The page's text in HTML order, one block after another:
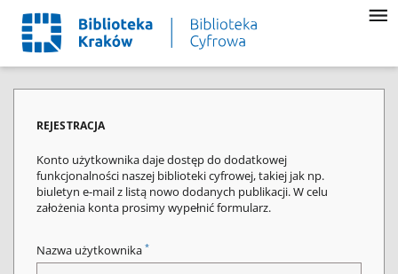
REJESTRACJA
Konto użytkownika daje dostęp do dodatkowej
funkcjonalności naszej biblioteki cyfrowej, takiej jak np.
biuletyn e-mail z listą nowo dodanych publikacji. W celu
założenia konta prosimy wypełnić formularz.
Nazwa użytkownika *